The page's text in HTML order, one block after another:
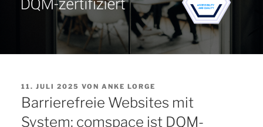
VERÖFFENTLICHT
AM
11. JULI 2025 VON ANKE LORGE
Barrierefreie Websites mit
System: comspace ist DQM-